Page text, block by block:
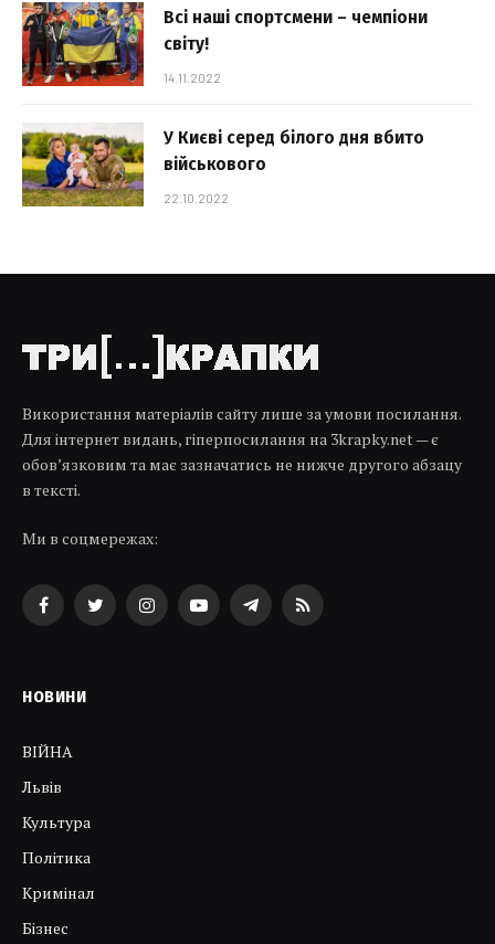
Всі наші спортсмени – чемпіони
світу!
14.11.2022
У Києві серед білого дня вбито
військового
22.10.2022
Використання матеріалів сайту лише за умови посилання.
Для інтернет видань, гіперпосилання на 3krapky.net — є
обов’язковим та має зазначатись не нижче другого абзацу
в тексті.
Ми в соцмережах:
FacebookTwitterInstagramYouTubeTelegramRSS
НОВИНИ
ВІЙНА
Львів
Культура
Політика
Кримінал
Бізнес